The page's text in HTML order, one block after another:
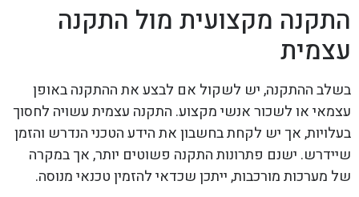
התקנה מקצועית מול התקנה
עצמית
בשלב ההתקנה, יש לשקול אם לבצע את ההתקנה באופן
עצמאי או לשכור אנשי מקצוע. התקנה עצמית עשויה לחסוך
בעלויות, אך יש לקחת בחשבון את הידע הטכני הנדרש והזמן
שיידרש. ישנם פתרונות התקנה פשוטים יותר, אך במקרה
של מערכות מורכבות, ייתכן שכדאי להזמין טכנאי מנוסה.